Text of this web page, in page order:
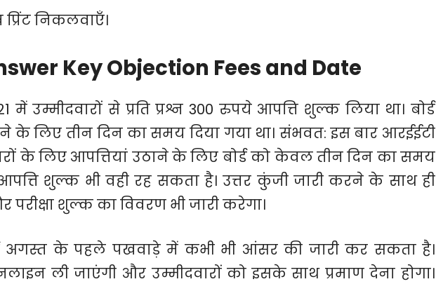
निकलवाएँ।
Key Objection Fees and Date
में उम्मीदवारों से प्रति प्रश्न 300 रुपये आपत्ति शुल्क लिया था। बोर्ड
के लिए तीन दिन का समय दिया गया था। संभवत: इस बार आरईईटी
के लिए आपत्तियां उठाने के लिए बोर्ड को केवल तीन दिन का समय
शुल्क भी वही रह सकता है। उत्तर कुंजी जारी करने के साथ ही
परीक्षा शुल्क का विवरण भी जारी करेगा।
अगस्त के पहले पखवाड़े में कभी भी आंसर की जारी कर सकता है।
ली जाएंगी और उम्मीदवारों को इसके साथ प्रमाण देना होगा।